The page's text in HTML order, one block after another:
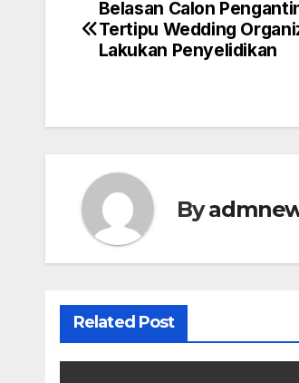
Post
navigation
Belasan Calon
Tertipu Wedding
Lakukan Penyelidikan
By
Related Post